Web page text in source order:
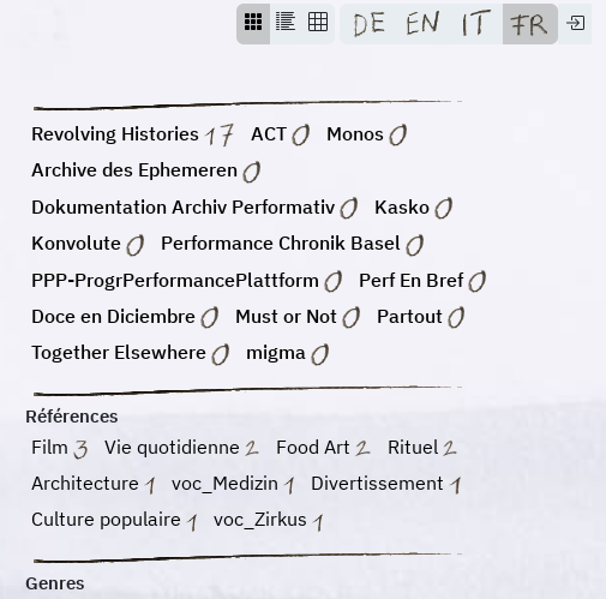
Revolving Histories ACT
Monos
Archive des Ephemeren
Dokumentation Archiv Performativ
Kasko
Konvolute
Performance Chronik Basel
PPP-ProgrPerformancePlattform
Perf En Bref
Doce en Diciembre
Must or Not
Partout
Together Elsewhere
migma
Références
Film Vie quotidienne Food Art
Rituel
Architecture
voc_Medizin
Divertissement
Culture populaire
voc_Zirkus
Genres